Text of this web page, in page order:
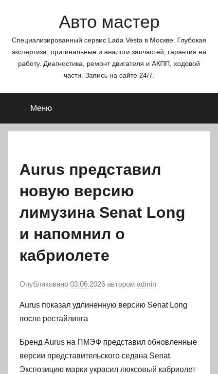
Авто мастер
Специализированный сервис Lada Vesta в Москве. Глубокая
экспертиза, оригинальные и аналоги запчастей, гарантия на
работу. Диагностика, ремонт двигателя и АКПП, ходовой
части. Запись на сайте 24/7.
Меню
Aurus представил
новую версию
лимузина Senat Long
и напомнил о
кабриолете
Опубликовано 03.06.2026 автором admin
Aurus показал удлиненную версию Senat Long
после рестайлинга
Бренд Aurus на ПМЭФ представил обновленные
версии представительского седана Senat.
Экспозицию марки украсил люксовый кабриолет